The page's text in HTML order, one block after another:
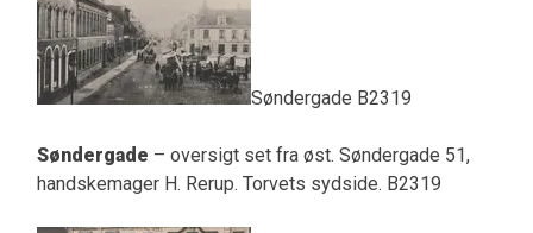
Søndergade B2319
Søndergade – oversigt set fra øst. Søndergade 51,
handskemager H. Rerup. Torvets sydside. B2319